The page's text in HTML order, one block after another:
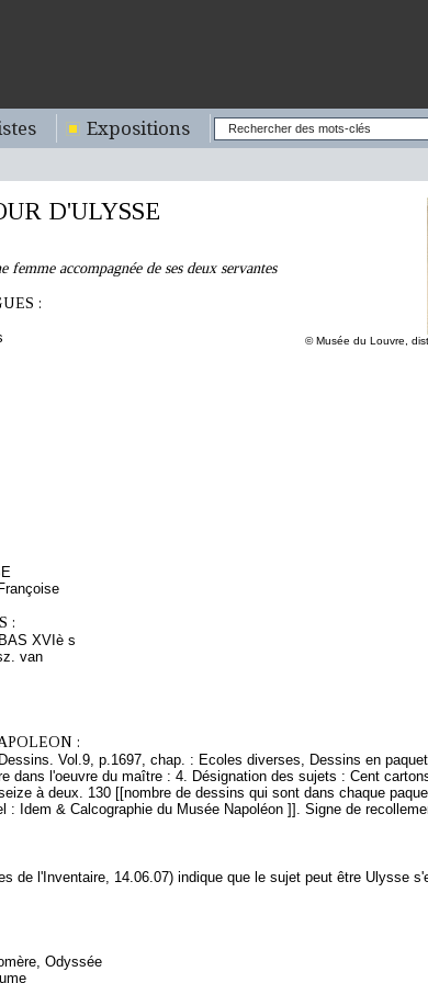
Expositions
© Musée du Louvre,
D'ULYSSE
femme accompagnée de ses deux servantes
:
:
XVIè s
van
:
Vol.9, p.1697, chap. : Ecoles diverses, Dessins en
dans l'oeuvre du maître : 4. Désignation des sujets : Cent
à deux. 130 [[nombre de dessins qui sont dans chaque
: Idem & Calcographie du Musée Napoléon ]]. Signe de
de l'Inventaire, 14.06.07) indique que le sujet peut être Ulysse
Odyssée